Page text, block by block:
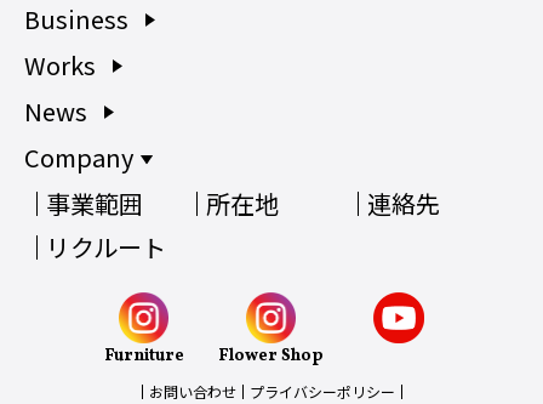
Business
Works
News
Company
事業範囲
所在地
連絡先
リクルート
Furniture Flower Shop
お問い合わせ プライバシーポリシー